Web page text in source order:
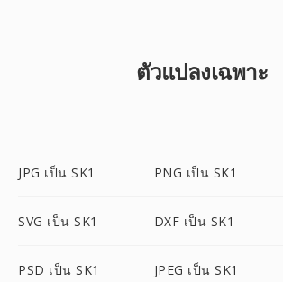
ตัวแปลงเฉพาะ
JPG เป็น SK1 PNG เป็น SK1
SVG เป็น SK1 DXF เป็น SK1
PSD เป็น SK1 JPEG เป็น SK1